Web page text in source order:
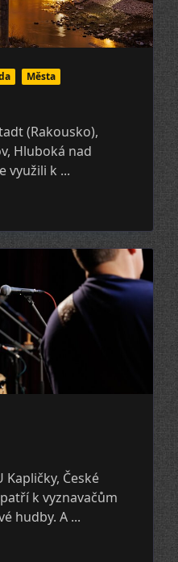
Města
(Rakousko),
Hluboká nad
využili k ...
Kapličky, České
k vyznavačům
hudby. A ...